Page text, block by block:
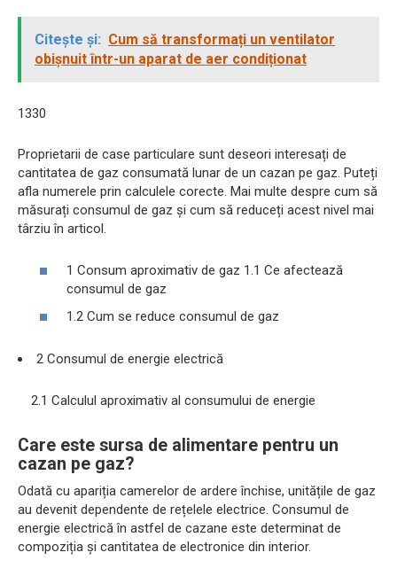
Citește și: Cum să transformați un ventilator
obișnuit într-un aparat de aer condiționat
1330
Proprietarii de case particulare sunt deseori interesați de
cantitatea de gaz consumată lunar de un cazan pe gaz. Puteți
afla numerele prin calculele corecte. Mai multe despre cum să
măsurați consumul de gaz și cum să reduceți acest nivel mai
târziu în articol.
1 Consum aproximativ de gaz 1.1 Ce afectează
consumul de gaz
1.2 Cum se reduce consumul de gaz
2 Consumul de energie electrică
2.1 Calculul aproximativ al consumului de energie
Care este sursa de alimentare pentru un
cazan pe gaz?
Odată cu apariția camerelor de ardere închise, unitățile de gaz
au devenit dependente de rețelele electrice. Consumul de
energie electrică în astfel de cazane este determinat de
compoziția și cantitatea de electronice din interior.